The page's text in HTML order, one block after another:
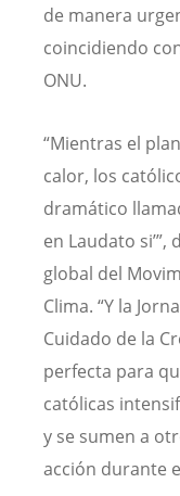
de manera
coincidiendo
ONU.
“Mientras el
calor, los
dramático
en Laudato
global del
Clima. “Y la
Cuidado de la
perfecta para
católicas
y se sumen a
acción durante